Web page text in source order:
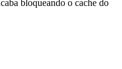
bloqueando o cache do